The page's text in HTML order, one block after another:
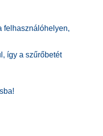
felhasználóhelyen,
így a szűrőbetét